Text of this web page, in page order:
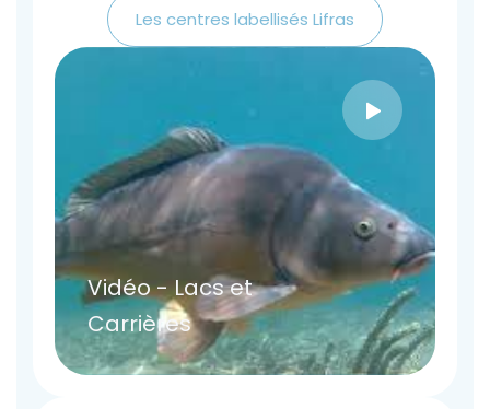
Les centres labellisés Lifras
Vidéo - Lacs et
Carrières